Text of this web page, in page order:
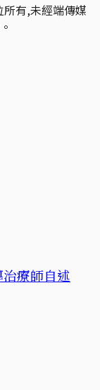
所有,未經端傳媒
療師自述